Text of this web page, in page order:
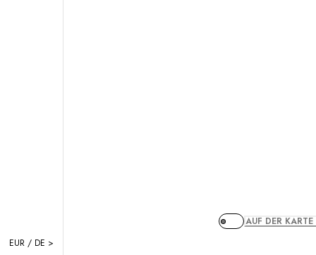
EUR / DE >
AUF DER KARTE